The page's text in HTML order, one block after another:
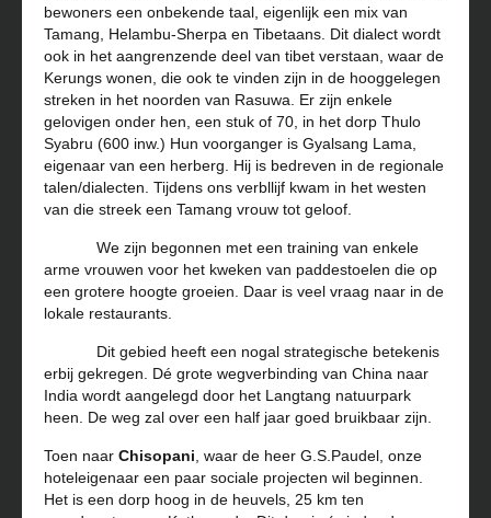
bewoners een onbekende taal, eigenlijk een mix van
Tamang, Helambu-Sherpa en Tibetaans. Dit dialect wordt
ook in het aangrenzende deel van tibet verstaan, waar de
Kerungs wonen, die ook te vinden zijn in de hooggelegen
streken in het noorden van Rasuwa. Er zijn enkele
gelovigen onder hen, een stuk of 70, in het dorp Thulo
Syabru (600 inw.) Hun voorganger is Gyalsang Lama,
eigenaar van een herberg. Hij is bedreven in de regionale
talen/dialecten. Tijdens ons verbllijf kwam in het westen
van die streek een Tamang vrouw tot geloof.
We zijn begonnen met een training van enkele
arme vrouwen voor het kweken van paddestoelen die op
een grotere hoogte groeien. Daar is veel vraag naar in de
lokale restaurants.
Dit gebied heeft een nogal strategische betekenis
erbij gekregen. Dé grote wegverbinding van China naar
India wordt aangelegd door het Langtang natuurpark
heen. De weg zal over een half jaar goed bruikbaar zijn.
Toen naar Chisopani , waar de heer G.S.Paudel, onze
hoteleigenaar een paar sociale projecten wil beginnen.
Het is een dorp hoog in de heuvels, 25 km ten